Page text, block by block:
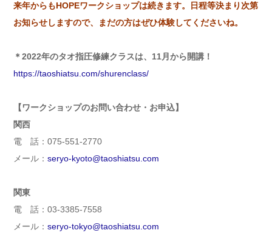
来年からもHOPEワークショップは続きます。日程等決まり次第
お知らせしますので、まだの方はぜひ体験してくださいね。
＊2022年のタオ指圧修練クラスは、11月から開講！
https://taoshiatsu.com/shurenclass/
【ワークショップのお問い合わせ・お申込】
関西
電 話：075-551-2770
メール： seryo-kyoto@taoshiatsu.com
関東
電 話：03-3385-7558
メール： seryo-tokyo@taoshiatsu.com